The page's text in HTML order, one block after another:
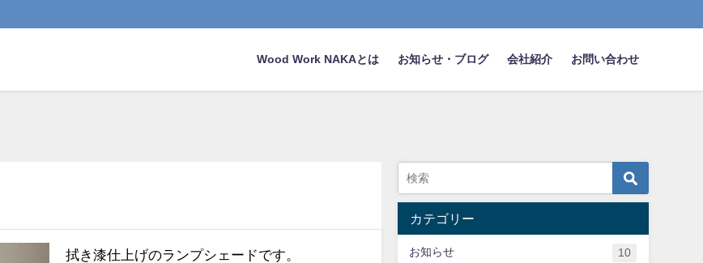
Wood Work NAKAとは お知らせ・ブログ 会社紹介 お問い合わせ
拭き漆仕上げのランプシェードです。
カテゴリー
お知らせ 10